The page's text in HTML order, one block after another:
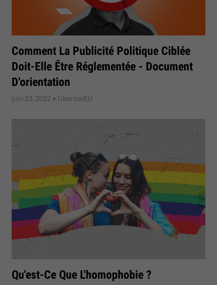
Comment La Publicité Politique Ciblée
Doit-Elle Être Réglementée - Document
D'orientation
juin 23, 2022 • LibertiesEU
Qu'est-Ce Que L'homophobie ?